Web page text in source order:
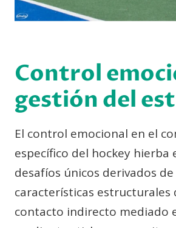
Control
gestión del
El control emocional en el
específico del hockey hierba
desafíos únicos derivados de
características estructurales
contacto indirecto mediado